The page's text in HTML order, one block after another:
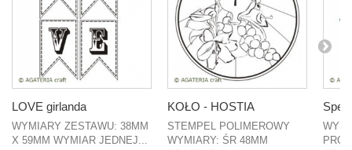
LOVE girlanda
WYMIARY ZESTAWU: 38MM
X 59MM WYMIAR JEDNEJ...
KOŁO - HOSTIA
STEMPEL POLIMEROWY
WYMIARY: ŚR 48MM